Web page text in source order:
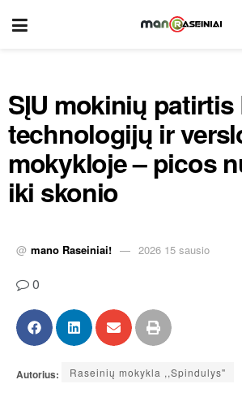
SĮU mokinių patirtis
technologijų ir
mokykloje – picos
iki skonio
@ mano Raseiniai! 2026 15 sausio
0
Autorius: Raseinių mokykla ,,Spindulys"